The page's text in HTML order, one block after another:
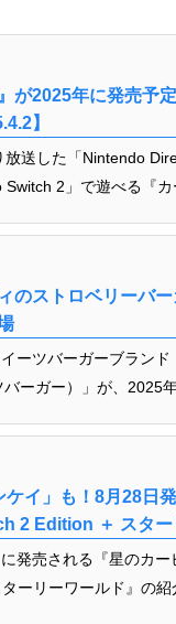
が2025年に発売予
】
送した「Nintendo
2」で遊べる『カ
のストロベリーバー
ーツバーガーブランド
ーガー）」が、2025
イ」も！8月28日
2 Edition ＋ スター
発売される『星のカー
ーリーワールド』の紹